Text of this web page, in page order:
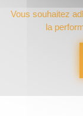
Vous souhaitez
la